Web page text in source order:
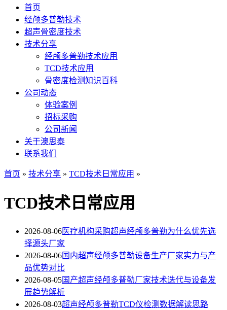
首页
经颅多普勒技术
超声骨密度技术
技术分享
经颅多普勒技术应用
TCD技术应用
骨密度检测知识百科
公司动态
体验案例
招标采购
公司新闻
关于澳思泰
联系我们
首页 » 技术分享 » TCD技术日常应用 »
TCD技术日常应用
2026-08-06医疗机构采购超声经颅多普勒为什么优先选
择源头厂家
2026-08-06国内超声经颅多普勒设备生产厂家实力与产
品优势对比
2026-08-05国产超声经颅多普勒厂家技术迭代与设备发
展趋势解析
2026-08-03超声经颅多普勒TCD仪检测数据解读思路